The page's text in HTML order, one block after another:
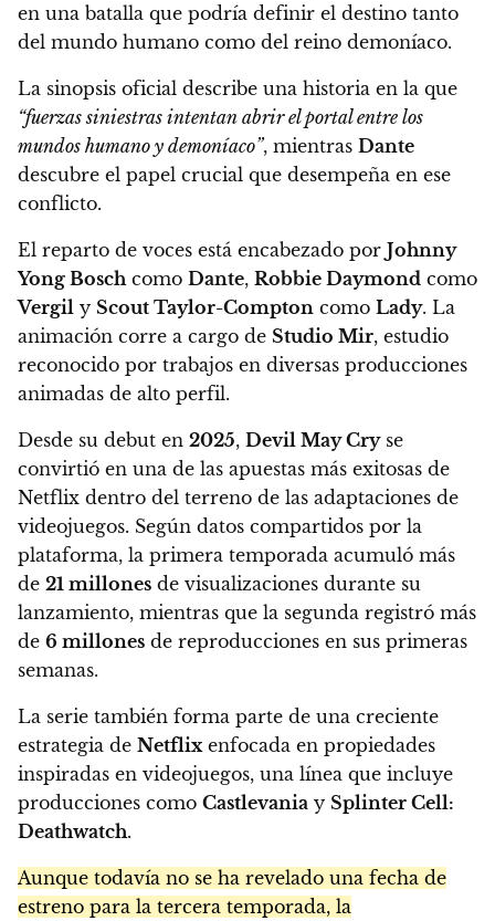
en una batalla que podría definir el destino tanto
del mundo humano como del reino demoníaco.
La sinopsis oficial describe una historia en la que
“fuerzas siniestras intentan abrir el portal entre los
mundos humano y demoníaco”, mientras Dante
descubre el papel crucial que desempeña en ese
conflicto.
El reparto de voces está encabezado por Johnny
Yong Bosch como Dante, Robbie Daymond como
Vergil y Scout Taylor-Compton como Lady. La
animación corre a cargo de Studio Mir, estudio
reconocido por trabajos en diversas producciones
animadas de alto perfil.
Desde su debut en 2025, Devil May Cryse
convirtió en una de las apuestas más exitosas de
Netflix dentro del terreno de las adaptaciones de
videojuegos. Según datos compartidos por la
plataforma, la primera temporada acumuló más
de 21 millones de visualizaciones durante su
lanzamiento, mientras que la segunda registró más
de 6 millones de reproducciones en sus primeras
semanas.
La serie también forma parte de una creciente
estrategia de Netflix enfocada en propiedades
inspiradas en videojuegos, una línea que incluye
producciones como Castlevania y Splinter Cell:
Deathwatch.
Aunque todavía no se ha revelado una fecha de
estreno para la tercera temporada, la